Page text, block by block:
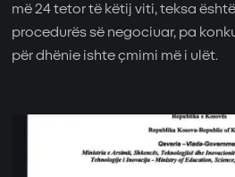
më 24 tetor të këtij viti, teksa
procedurës së negociuar, pa
për dhënie ishte çmimi më i ulët.